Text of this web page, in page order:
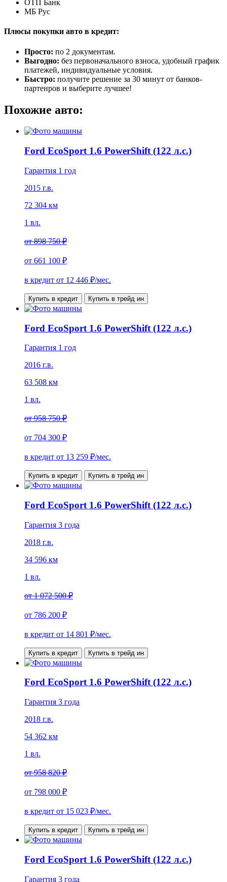
ОТП Банк
МБ Рус
Плюсы покупки авто в кредит:
Просто: по 2 документам.
Выгодно: без первоначального взноса, удобный график
платежей, индивидуальные условия.
Быстро: получите решение за 30 минут от банков-
партенров и выберите лучшее!
Похожие авто:
Ford EcoSport 1.6 PowerShift (122 л.с.)
Гарантия 1 год
2015 г.в.
72 304 км
1 вл.
от898 750 ₽
от 661 100 ₽
в кредит от 12 446 ₽/мес.
Купить в кредит Купить в трейд ин
Ford EcoSport 1.6 PowerShift (122 л.с.)
Гарантия 1 год
2016 г.в.
63 508 км
1 вл.
от958 750 ₽
от 704 300 ₽
в кредит от 13 259 ₽/мес.
Купить в кредит Купить в трейд ин
Ford EcoSport 1.6 PowerShift (122 л.с.)
Гарантия 3 года
2018 г.в.
34 596 км
1 вл.
от1 072 500 ₽
от 786 200 ₽
в кредит от 14 801 ₽/мес.
Купить в кредит Купить в трейд ин
Ford EcoSport 1.6 PowerShift (122 л.с.)
Гарантия 3 года
2018 г.в.
54 362 км
1 вл.
от958 820 ₽
от 798 000 ₽
в кредит от 15 023 ₽/мес.
Купить в кредит Купить в трейд ин
Ford EcoSport 1.6 PowerShift (122 л.с.)
Гарантия 3 года